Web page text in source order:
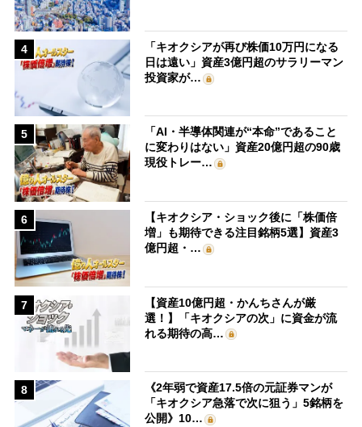
4
「キオクシアが再び株価10万円になる
日は遠い」資産3億円超のサラリーマン
投資家が…
5
「AI・半導体関連が“本命”であること
に変わりはない」資産20億円超の90歳
現役トレー…
6
【キオクシア・ショック後に「株価倍
増」も期待できる注目銘柄5選】資産3
億円超・…
7
【資産10億円超・かんちさんが厳
選！】「キオクシアの次」に資金が流
れる期待の高…
8
《2年弱で資産17.5倍の元証券マンが
「キオクシア急落で次に狙う」5銘柄を
公開》10…